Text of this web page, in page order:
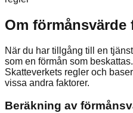
Om
När du har tillgång till en
som en förmån som
Skatteverkets regler och
vissa andra faktorer.
Beräkning av